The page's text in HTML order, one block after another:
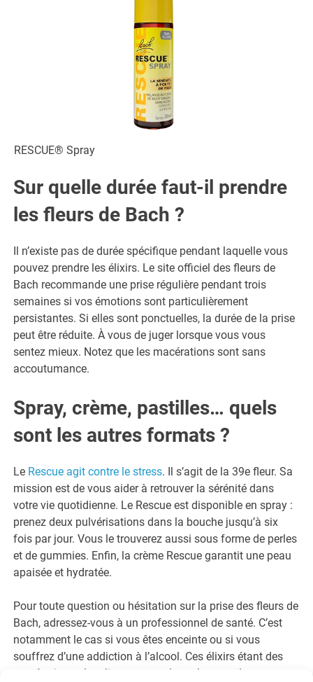
RESCUE® Spray
Sur quelle durée faut-il prendre
les fleurs de Bach ?
Il n’existe pas de durée spécifique pendant laquelle vous
pouvez prendre les élixirs. Le site officiel des fleurs de
Bach recommande une prise régulière pendant trois
semaines si vos émotions sont particulièrement
persistantes. Si elles sont ponctuelles, la durée de la prise
peut être réduite. À vous de juger lorsque vous vous
sentez mieux. Notez que les macérations sont sans
accoutumance.
Spray, crème, pastilles… quels
sont les autres formats ?
Le Rescue agit contre le stress. Il s’agit de la 39e fleur. Sa
mission est de vous aider à retrouver la sérénité dans
votre vie quotidienne. Le Rescue est disponible en spray :
prenez deux pulvérisations dans la bouche jusqu’à six
fois par jour. Vous le trouverez aussi sous forme de perles
et de gummies. Enfin, la crème Rescue garantit une peau
apaisée et hydratée.
Pour toute question ou hésitation sur la prise des fleurs de
Bach, adressez-vous à un professionnel de santé. C’est
notamment le cas si vous êtes enceinte ou si vous
souffrez d’une addiction à l’alcool. Ces élixirs étant des
macérations alcooliques, vous devez les prendre en toute